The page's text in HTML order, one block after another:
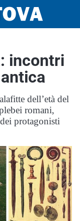
incontri
dell’età del
romani,
protagonisti